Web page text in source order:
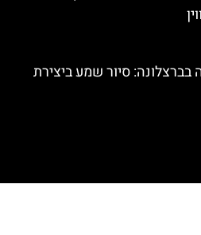
סיור שמע ביצירת